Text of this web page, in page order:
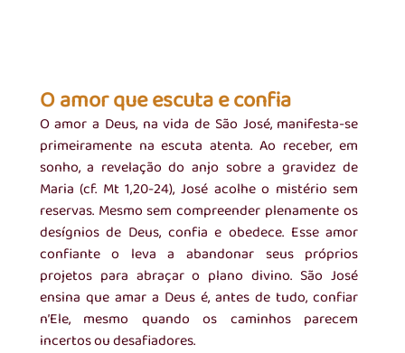
O amor que escuta e confia
O amor a Deus, na vida de São José, manifesta-se
primeiramente na escuta atenta. Ao receber, em
sonho, a revelação do anjo sobre a gravidez de
Maria (cf. Mt 1,20-24), José acolhe o mistério sem
reservas. Mesmo sem compreender plenamente os
desígnios de Deus, confia e obedece. Esse amor
confiante o leva a abandonar seus próprios
projetos para abraçar o plano divino. São José
ensina que amar a Deus é, antes de tudo, confiar
n’Ele, mesmo quando os caminhos parecem
incertos ou desafiadores.